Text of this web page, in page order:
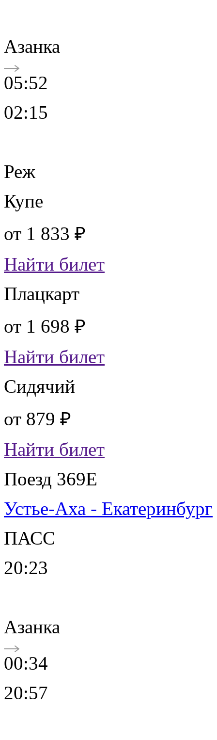
Азанка
05:52
02:15
Реж
Купе
от 1 833 ₽
Найти билет
Плацкарт
от 1 698 ₽
Найти билет
Сидячий
от 879 ₽
Найти билет
Поезд 369Е
Устье-Аха - Екатеринбург
ПАСС
20:23
Азанка
00:34
20:57